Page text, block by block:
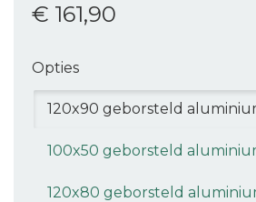
€ 161,90
Opties
120x90 geborsteld
100x50 geborsteld
120x80 geborsteld